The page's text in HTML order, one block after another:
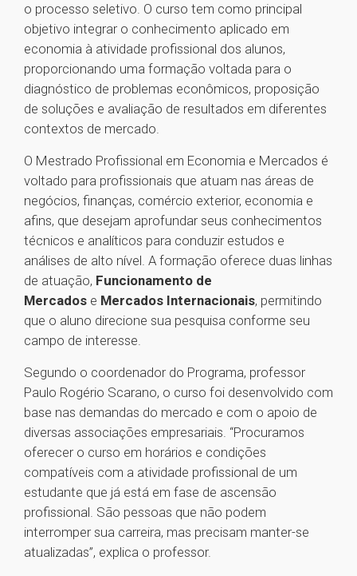
o processo seletivo. O curso tem como principal
objetivo integrar o conhecimento aplicado em
economia à atividade profissional dos alunos,
proporcionando uma formação voltada para o
diagnóstico de problemas econômicos, proposição
de soluções e avaliação de resultados em diferentes
contextos de mercado.
O Mestrado Profissional em Economia e Mercados é
voltado para profissionais que atuam nas áreas de
negócios, finanças, comércio exterior, economia e
afins, que desejam aprofundar seus conhecimentos
técnicos e analíticos para conduzir estudos e
análises de alto nível. A formação oferece duas linhas
de atuação, Funcionamento de
Mercados e Mercados Internacionais, permitindo
que o aluno direcione sua pesquisa conforme seu
campo de interesse.
Segundo o coordenador do Programa, professor
Paulo Rogério Scarano, o curso foi desenvolvido com
base nas demandas do mercado e com o apoio de
diversas associações empresariais. “Procuramos
oferecer o curso em horários e condições
compatíveis com a atividade profissional de um
estudante que já está em fase de ascensão
profissional. São pessoas que não podem
interromper sua carreira, mas precisam manter-se
atualizadas”, explica o professor.